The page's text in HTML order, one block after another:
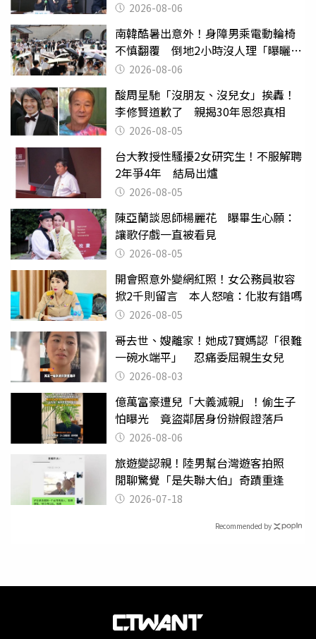
2026-08-06
南韓酷暑出意外！身障男乘電動輪椅
不慎翻覆 倒地2小時沒人理「曝曬
亡」2026-08-06
酸周星馳「沒朋友、沒兒女」挨轟！
李修賢道歉了 親揭30年恩怨真相
2026-08-05
台大教授性騷擾2女研究生！不服解聘
2年爭4年 結局出爐
2026-08-05
陳亞蘭談恩師楊麗花 曝畢生心願：
讓歌仔戲一直被看見
2026-08-05
開會照意外變網紅照！女公務員妝容
掀2千則留言 本人怒嗆：化妝有錯嗎
2026-08-05
哥去世、嫂離家！她成7寶媽認「很難
一碗水端平」 忍痛委屈親生女兒
2026-08-03
億萬富豪遭兒「大義滅親」！偷生子
怕曝光 竟盜鄰居身份辦假證落戶
2026-08-06
旅遊變認親！陸男幫台灣遊客拍照
閒聊驚覺「是失聯大伯」奇蹟重逢
2026-07-18
Recommended by